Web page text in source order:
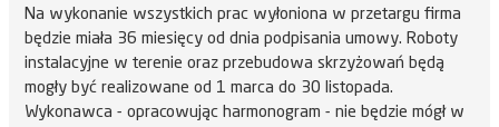
Na wykonanie wszystkich prac wyłoniona w przetargu firma
będzie miała 36 miesięcy od dnia podpisania umowy. Roboty
instalacyjne w terenie oraz przebudowa skrzyżowań będą
mogły być realizowane od 1 marca do 30 listopada.
Wykonawca - opracowując harmonogram - nie będzie mógł w